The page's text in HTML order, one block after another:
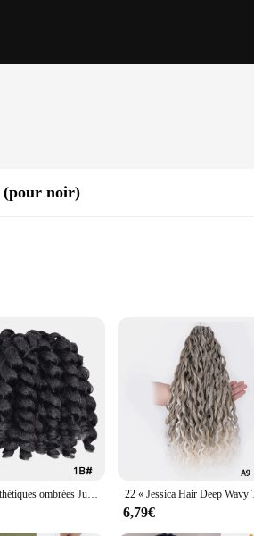
(pour noir)
designed specifically for black hair.
and versatile style of these locks crochet
the easy-to-maintain nature means you can
you're a professional hairstylist or a
are easy to install, allowing you to
Tresses synthétiques ombrées Jumpy Wand pour femmes noires, tresses au crochet bouclées, rebond jamaïcain, extensions de cheveux au crochet
6,79€